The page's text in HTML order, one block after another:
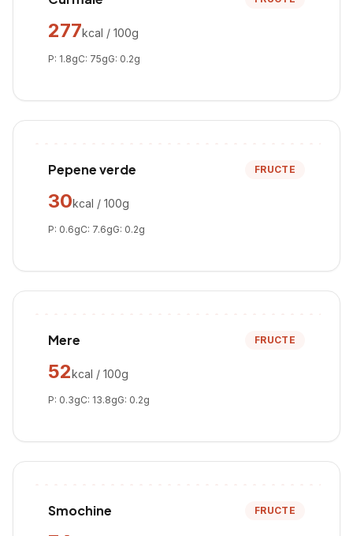
277kcal / 100g
P: 1.8gC: 75gG: 0.2g
Pepene verde FRUCTE
30kcal / 100g
P: 0.6gC: 7.6gG: 0.2g
Mere FRUCTE
52kcal / 100g
P: 0.3gC: 13.8gG: 0.2g
Smochine FRUCTE